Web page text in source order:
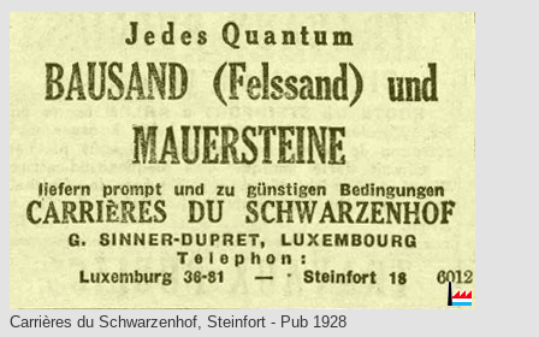
Carrières du Schwarzenhof, Steinfort - Pub 1928